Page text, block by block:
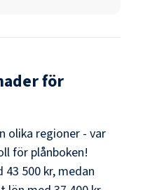
för
olika regioner - var
för plånboken!
43 500 kr, medan